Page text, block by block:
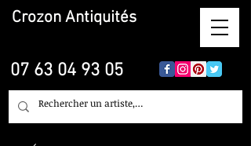
Crozon Antiquités
07 63 04 93 05